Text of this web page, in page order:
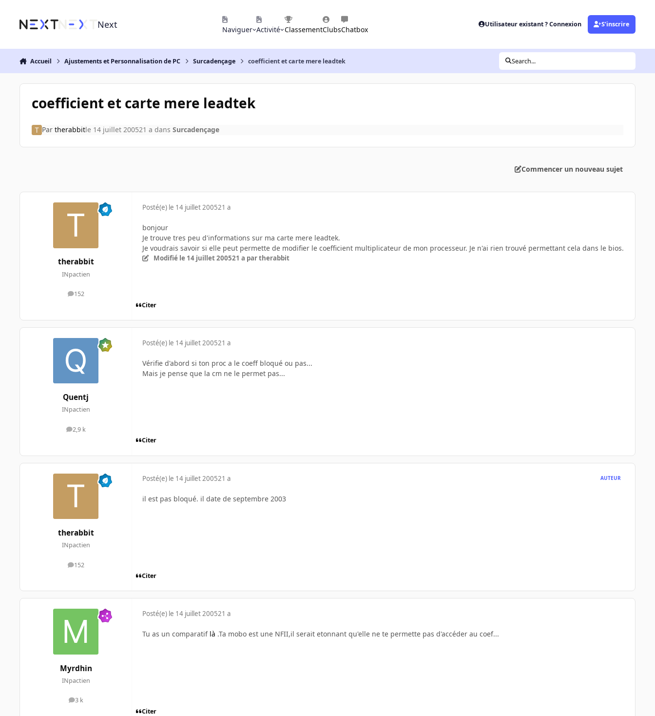
Next Naviguer Activité ClassementClubsChatbox
Utilisateur existant ? Connexion S’inscrire
Accueil Ajustements et Personnalisation de PC Surcadençage coefficient et carte mere leadtek Search...
coefficient et carte mere leadtek
Par therabbitle 14 juillet 200521 a dans Surcadençage
Commencer un nouveau sujet
therabbit
INpactien
152
messages
Posté(e) le 14 juillet 200521 a
bonjour
Je trouve tres peu d'informations sur ma carte mere leadtek.
Je voudrais savoir si elle peut permette de modifier le coefficient multiplicateur de mon processeur. Je n'ai rien trouvé permettant cela dans le bios.
Modifié le 14 juillet 200521 a par therabbit
Citer
Quentj
INpactien
2,9 k
messages
Posté(e) le 14 juillet 200521 a
Vérifie d'abord si ton proc a le coeff bloqué ou pas...
Mais je pense que la cm ne le permet pas...
Citer
therabbit
INpactien
152
messages
Posté(e) le 14 juillet 200521 a AUTEUR
il est pas bloqué. il date de septembre 2003
Citer
Myrdhin
INpactien
3 k
messages
Posté(e) le 14 juillet 200521 a
Tu as un comparatif là .Ta mobo est une NFII,il serait etonnant qu'elle ne te permette pas d'accéder au coef...
Citer